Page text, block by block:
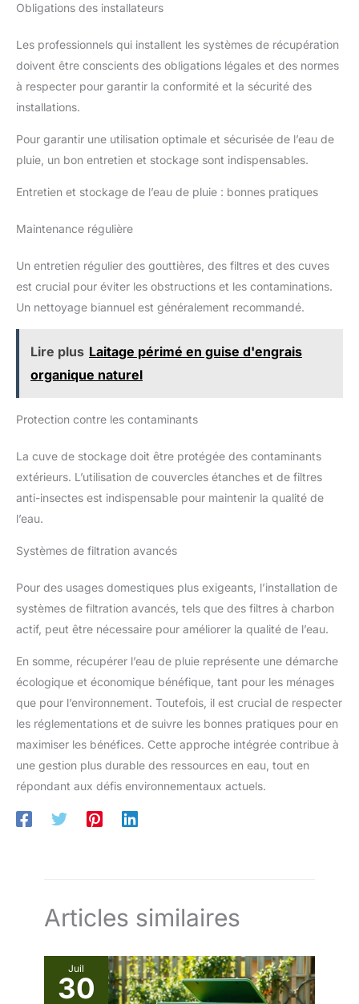
Obligations des installateurs
Les professionnels qui installent les systèmes de récupération
doivent être conscients des obligations légales et des normes
à respecter pour garantir la conformité et la sécurité des
installations.
Pour garantir une utilisation optimale et sécurisée de l’eau de
pluie, un bon entretien et stockage sont indispensables.
Entretien et stockage de l’eau de pluie : bonnes pratiques
Maintenance régulière
Un entretien régulier des gouttières, des filtres et des cuves
est crucial pour éviter les obstructions et les contaminations.
Un nettoyage biannuel est généralement recommandé.
Lire plus Laitage périmé en guise d'engrais
organique naturel
Protection contre les contaminants
La cuve de stockage doit être protégée des contaminants
extérieurs. L’utilisation de couvercles étanches et de filtres
anti-insectes est indispensable pour maintenir la qualité de
l’eau.
Systèmes de filtration avancés
Pour des usages domestiques plus exigeants, l’installation de
systèmes de filtration avancés, tels que des filtres à charbon
actif, peut être nécessaire pour améliorer la qualité de l’eau.
En somme, récupérer l’eau de pluie représente une démarche
écologique et économique bénéfique, tant pour les ménages
que pour l’environnement. Toutefois, il est crucial de respecter
les réglementations et de suivre les bonnes pratiques pour en
maximiser les bénéfices. Cette approche intégrée contribue à
une gestion plus durable des ressources en eau, tout en
répondant aux défis environnementaux actuels.
Articles similaires
Juil
30